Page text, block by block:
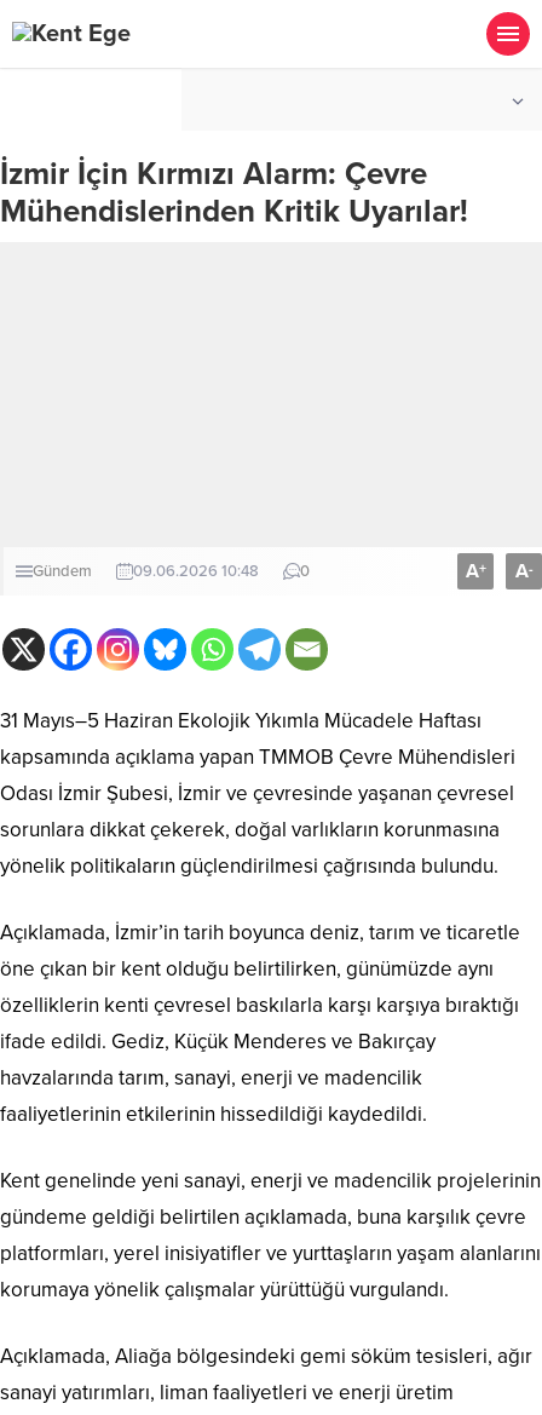
İzmir İçin Kırmızı Alarm: Çevre
Mühendislerinden Kritik Uyarılar!
Gündem 09.06.2026 10:48 0 A+ A-
31 Mayıs–5 Haziran Ekolojik Yıkımla Mücadele Haftası
kapsamında açıklama yapan TMMOB Çevre Mühendisleri
Odası İzmir Şubesi, İzmir ve çevresinde yaşanan çevresel
sorunlara dikkat çekerek, doğal varlıkların korunmasına
yönelik politikaların güçlendirilmesi çağrısında bulundu.
Açıklamada, İzmir’in tarih boyunca deniz, tarım ve ticaretle
öne çıkan bir kent olduğu belirtilirken, günümüzde aynı
özelliklerin kenti çevresel baskılarla karşı karşıya bıraktığı
ifade edildi. Gediz, Küçük Menderes ve Bakırçay
havzalarında tarım, sanayi, enerji ve madencilik
faaliyetlerinin etkilerinin hissedildiği kaydedildi.
Kent genelinde yeni sanayi, enerji ve madencilik projelerinin
gündeme geldiği belirtilen açıklamada, buna karşılık çevre
platformları, yerel inisiyatifler ve yurttaşların yaşam alanlarını
korumaya yönelik çalışmalar yürüttüğü vurgulandı.
Açıklamada, Aliağa bölgesindeki gemi söküm tesisleri, ağır
sanayi yatırımları, liman faaliyetleri ve enerji üretim